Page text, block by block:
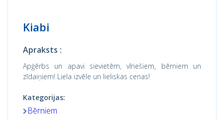
Kiabi
Apraksts :
Apģērbs un apavi sievietēm, vīriešiem, bērniem un
zīdaiņiem! Liela izvēle un lieliskas cenas!
Kategorijas:
Bērniem